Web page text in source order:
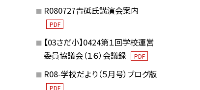
R080727青砥氏講演会案内
PDF
【03さだ小】0424第１回学校運営
委員協議会（１６）会議録
PDF
R08-学校だより（５月号）ブログ版
PDF